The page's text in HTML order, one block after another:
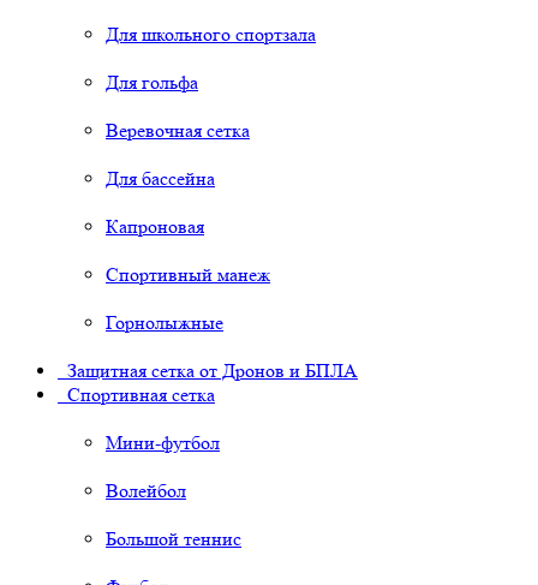
Для школьного спортзала
Для гольфа
Веревочная сетка
Для бассейна
Капроновая
Спортивный манеж
Горнолыжные
Защитная сетка от Дронов и БПЛА
Спортивная сетка
Мини-футбол
Волейбол
Большой теннис